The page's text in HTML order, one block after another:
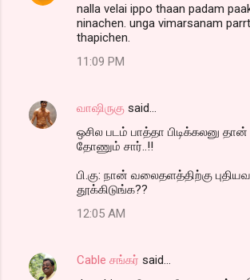
nalla velai ippo thaan padam
ninachen. unga vimarsanam
thapichen.
11:09 PM
வாஷிருகு said…
ஒசில படம் பாத்தா பிடிக்கலனு
தோணும் சார்..!!
பி.கு: நான் வலைதளத்திற்கு
தூக்கிடுங்க??
12:05 AM
Cable சங்கர் said…